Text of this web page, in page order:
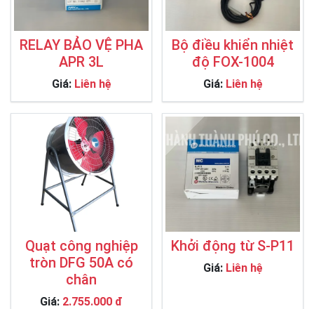
RELAY BẢO VỆ PHA
APR 3L
Giá: Liên hệ
Bộ điều khiển nhiệt
độ FOX-1004
Giá: Liên hệ
Quạt công nghiệp
tròn DFG 50A có
chân
Giá: 2.755.000 đ
Khởi động từ S-P11
Giá: Liên hệ